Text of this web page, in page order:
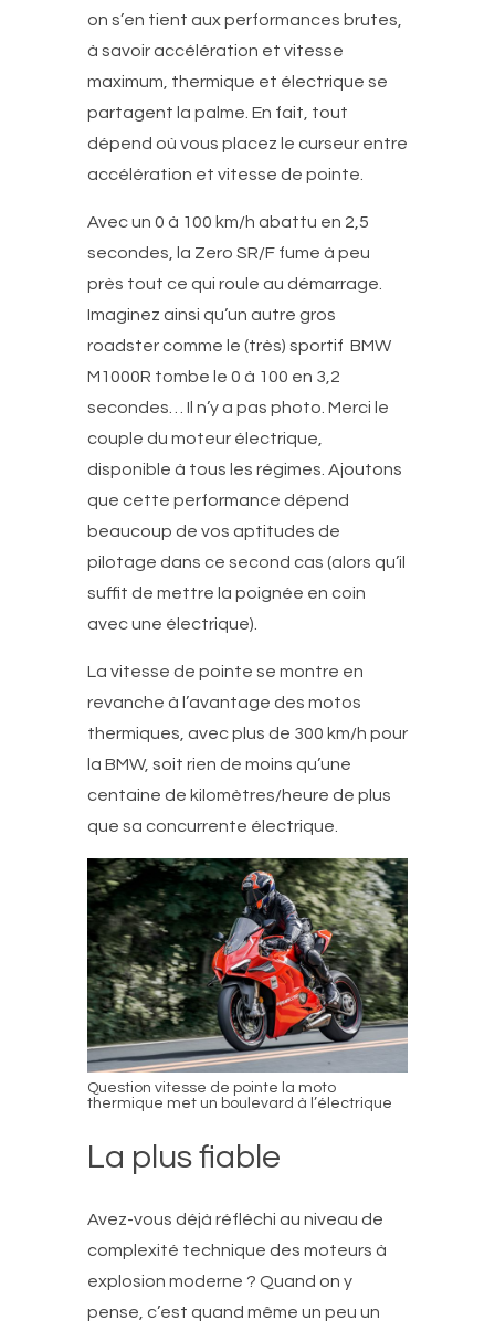
on s’en tient aux performances brutes,
à savoir accélération et vitesse
maximum, thermique et électrique se
partagent la palme. En fait, tout
dépend où vous placez le curseur entre
accélération et vitesse de pointe.
Avec un 0 à 100 km/h abattu en 2,5
secondes, la Zero SR/F fume à peu
près tout ce qui roule au démarrage.
Imaginez ainsi qu’un autre gros
roadster comme le (très) sportif BMW
M1000R tombe le 0 à 100 en 3,2
secondes… Il n’y a pas photo. Merci le
couple du moteur électrique,
disponible à tous les régimes. Ajoutons
que cette performance dépend
beaucoup de vos aptitudes de
pilotage dans ce second cas (alors qu’il
suffit de mettre la poignée en coin
avec une électrique).
La vitesse de pointe se montre en
revanche à l’avantage des motos
thermiques, avec plus de 300 km/h pour
la BMW, soit rien de moins qu’une
centaine de kilomètres/heure de plus
que sa concurrente électrique.
Question vitesse de pointe la moto
thermique met un boulevard à l’électrique
La plus fiable
Avez-vous déjà réfléchi au niveau de
complexité technique des moteurs à
explosion moderne ? Quand on y
pense, c’est quand même un peu un